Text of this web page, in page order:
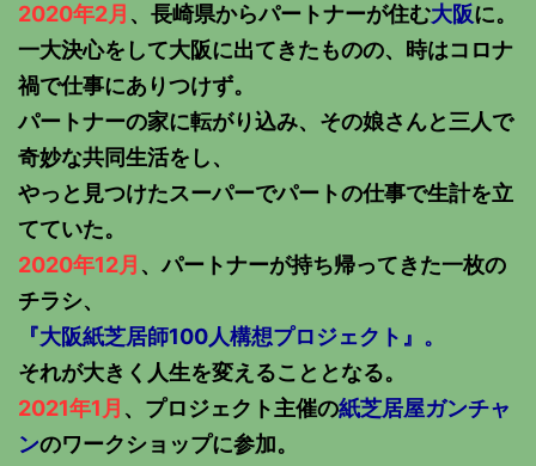
2020年2月 、長崎県からパートナーが住む大阪に。
一大決心をして大阪に出てきたものの、時はコロナ
禍で仕事にありつけず。
パートナーの家に転がり込み、その娘さんと三人で
奇妙な共同生活をし、
やっと見つけたスーパーでパートの仕事で生計を立
てていた。
2020年12月 、パートナーが持ち帰ってきた一枚の
チラシ、
『大阪紙芝居師100人構想プロジェクト』。
それが大きく人生を変えることとなる。
2021年1月 、プロジェクト主催の紙芝居屋ガンチャ
ンのワークショップに参加。